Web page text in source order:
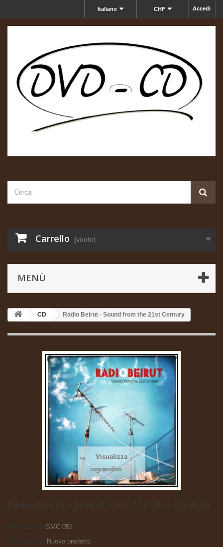
Accedi
CHF
Italiano
Carrello (vuoto)
MENÙ
CD Radio Beirut - Sound from the 21st Century
Visualizza
ingrandito
Radio Beirut - Sound from the 21st Century
Riferimento
GMC 051
Nuovo prodotto